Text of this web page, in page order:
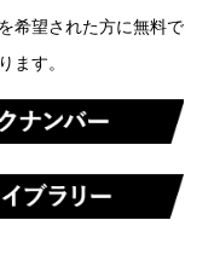
希望された方に無料で
ます。